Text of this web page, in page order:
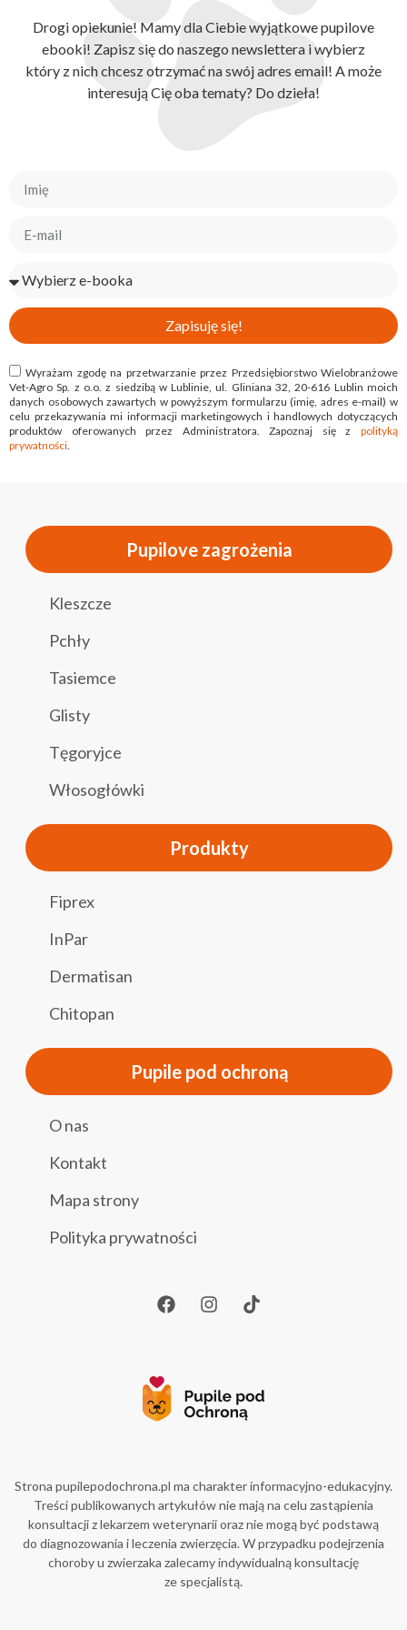
Drogi opiekunie! Mamy dla Ciebie wyjątkowe pupilove
ebooki! Zapisz się do naszego newslettera i wybierz
który z nich chcesz otrzymać na swój adres email! A może
interesują Cię oba tematy? Do dzieła!
Wyrażam zgodę na przetwarzanie przez Przedsiębiorstwo Wielobranżowe
Vet-Agro Sp. z o.o. z siedzibą w Lublinie, ul. Gliniana 32, 20-616 Lublin moich
danych osobowych zawartych w powyższym formularzu (imię, adres e-mail) w
celu przekazywania mi informacji marketingowych i handlowych dotyczących
produktów oferowanych przez Administratora. Zapoznaj się z polityką
prywatności
Zapisuję się!
Pupilove zagrożenia
Kleszcze
Pchły
Tasiemce
Glisty
Tęgoryjce
Włosogłówki
Produkty
Fiprex
InPar
Dermatisan
Chitopan
Pupile pod ochroną
O nas
Kontakt
Mapa strony
Polityka prywatności
Strona pupilepodochrona.pl ma charakter informacyjno-edukacyjny.
Treści publikowanych artykułów nie mają na celu zastąpienia
konsultacji z lekarzem weterynarii oraz nie mogą być podstawą
do diagnozowania i leczenia zwierzęcia. W przypadku podejrzenia
choroby u zwierzaka zalecamy indywidualną konsultację
ze specjalistą.